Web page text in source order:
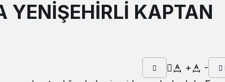
YENİŞEHİRLİ KAPTAN
+ -